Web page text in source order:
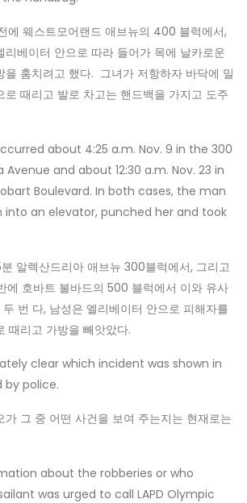
에 웨스트모어랜드 애브뉴의 400 블럭에서,
리베이터 안으로 따라 들어가 목에 날카로운
을 훔치려고 했다. 그녀가 저항하자 바닥에 밀
로 때리고 발로 차고는 핸드백을 가지고 도주
about 4:25 a.m. Nov. 9 in the 300
and about 12:30 a.m. Nov. 23 in
Boulevard. In both cases, the man
into an elevator, punched her and took
알렉산드리아 애브뉴 300블럭에서, 그리고
에 호바트 불바드의 500 블럭에서 이와 유사
번 다, 남성은 엘리베이터 안으로 피해자를
때리고 가방을 빼앗았다.
clear which incident was shown in
by police.
가 그 중 어떤 사건을 보여 주는지는 현재로는
about the robberies or who
was urged to call LAPD Olympic